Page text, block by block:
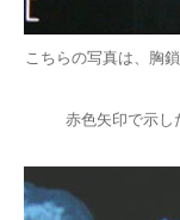
こちらの写真は、胸
赤色矢印で示し